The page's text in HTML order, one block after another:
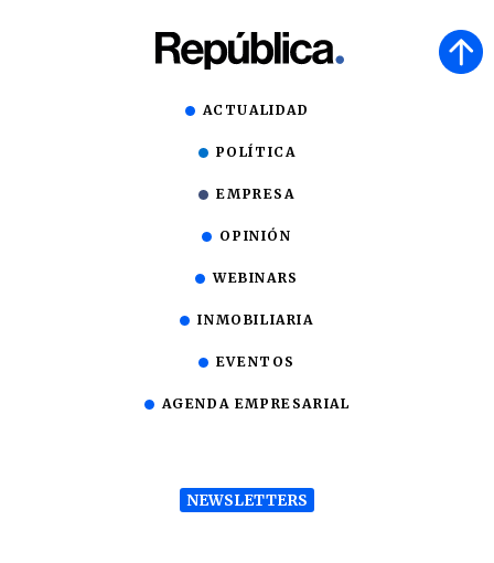
ACTUALIDAD
POLÍTICA
EMPRESA
OPINIÓN
WEBINARS
INMOBILIARIA
EVENTOS
AGENDA EMPRESARIAL
NEWSLETTERS